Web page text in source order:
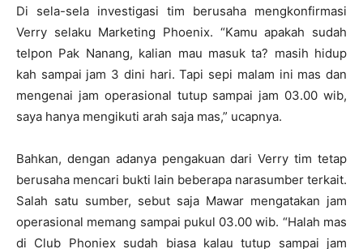
Di sela-sela investigasi tim berusaha mengkonfirmasi
Verry selaku Marketing Phoenix. “Kamu apakah sudah
telpon Pak Nanang, kalian mau masuk ta? masih hidup
kah sampai jam 3 dini hari.Tapi sepi malam ini mas dan
mengenai jam operasional tutup sampai jam 03.00 wib,
saya hanya mengikuti arah saja mas,” ucapnya.
Bahkan, dengan adanya pengakuan dari Verry tim tetap
berusaha mencari bukti lain beberapa narasumber terkait.
Salah satu sumber, sebut saja Mawar mengatakan jam
operasional memang sampai pukul 03.00 wib. “Halah mas
di Club Phoniex sudah biasa kalau tutup sampai jam